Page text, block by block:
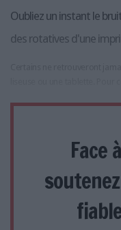
Oubliez un instant le
des rotatives d'une
Face